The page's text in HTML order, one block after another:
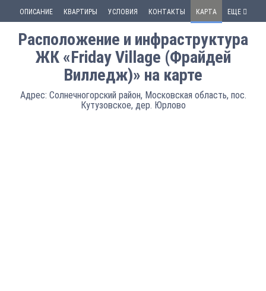
ОПИСАНИЕ КВАРТИРЫ УСЛОВИЯ КОНТАКТЫ КАРТА ЕЩЕ
Расположение и инфраструктура
ЖК «Friday Village (Фрайдей
Вилледж)» на карте
Адрес: Солнечногорский район, Московская область, пос.
Кутузовское, дер. Юрлово